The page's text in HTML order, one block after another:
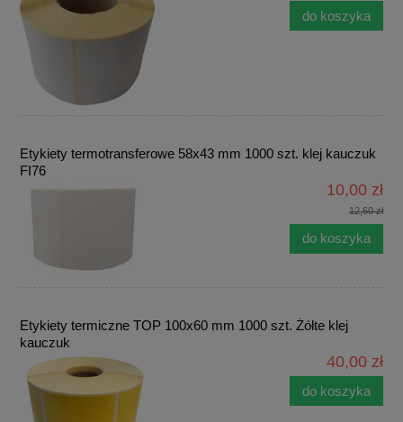
do koszyka
Etykiety termotransferowe 58x43 mm 1000 szt. klej kauczuk
FI76
10,00 zł
12,60 zł
do koszyka
Etykiety termiczne TOP 100x60 mm 1000 szt. Żółte klej
kauczuk
40,00 zł
do koszyka